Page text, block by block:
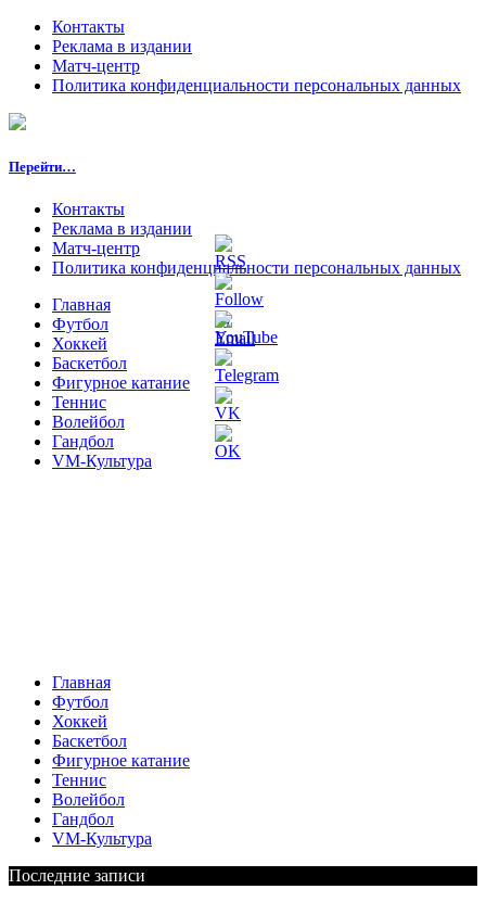
Контакты
Реклама в издании
Матч-центр
Политика конфиденциальности персональных данных
Перейти…
Контакты
Реклама в издании
Матч-центр
Политика конфиденциальности персональных данных
Главная
Футбол
Хоккей
Баскетбол
Фигурное катание
Теннис
Волейбол
Гандбол
VM-Культура
Главная
Футбол
Хоккей
Баскетбол
Фигурное катание
Теннис
Волейбол
Гандбол
VM-Культура
Последние записи